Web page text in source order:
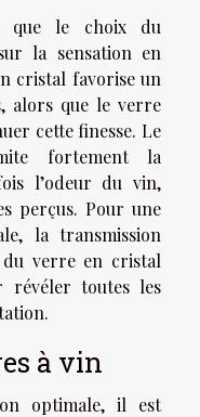
que le choix du
la sensation en
cristal favorise un
alors que le verre
cette finesse. Le
fortement la
l’odeur du vin,
perçus. Pour une
la transmission
du verre en cristal
révéler toutes les
à vin
optimale, il est